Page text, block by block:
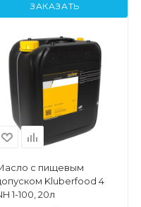
ЗАКАЗАТЬ
с пищевым
Kluberfood 4
1-100, 20л